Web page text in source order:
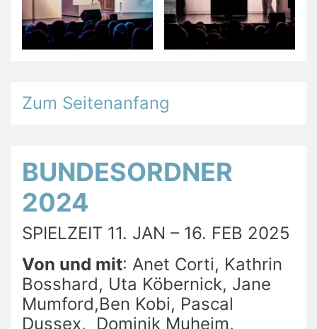
Zum Seitenanfang
BUNDESORDNER
2024
SPIELZEIT 11. JAN – 16. FEB 2025
Von und mit: Anet Corti, Kathrin
Bosshard, Uta Köbernick, Jane
Mumford,Ben Kobi, Pascal
Dussex, Dominik Muheim,